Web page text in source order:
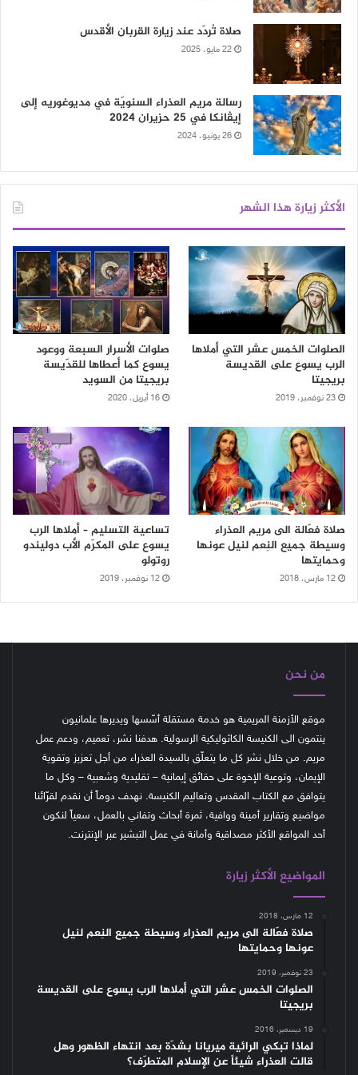
صلاة تُردّد عند زيارة القربان الأقدس
22 مايو، 2025
رسالة مريم العذراء السنويّة في مديوغوريه إلى
إيڤانكا في 25 حزيران 2024
26 يونيو، 2024
الأكثر زيارة هذا الشهر
الصلوات الخمس عشر التي أملاها
الرب يسوع على القديسة
بريجيتا
23 نوفمبر، 2019
صلوات الأسرار السبعة ووعود
يسوع كما أعطاها للقدّيسة
بريجيتا من السويد
16 أبريل، 2020
صلاة فعّالة الى مريم العذراء
وسيطة جميع النِعم لنيل عونها
وحمايتها
12 مارس، 2018
تساعية التسليم – أملاها الرب
يسوع على المكرّم الأب دوليندو
روتولو
12 نوفمبر، 2019
من نحن
موقع الأزمنة المريمية هو خدمة مستقلة أسّسها ويديرها علمانيون
ينتمون الى الكنيسة الكاثوليكية الرسولية. هدفنا نشر، تعميم، ودعم عمل
مريم. من خلال نشر كل ما يتعلّق بالسيدة العذراء من أجل تعزيز وتقوية
الإيمان، وتوعية الإخوة على حقائق إيمانية – تقليدية وشعبية – وكل ما
يتوافق مع الكتاب المقدس وتعاليم الكنيسة. نهدف دوماً أن نقدم لقرّائنا
مواضيع وتقارير أمينة ووافية، ثمرة أبحاث وتفاني بالعمل، سعياً لنكون
أحد المواقع الأكثر مصداقية وأمانة في عمل التبشير عبر الإنترنت.
المواضيع الأكثر زيارة
12 مارس، 2018
صلاة فعّالة الى مريم العذراء وسيطة جميع النِعم لنيل
عونها وحمايتها
23 نوفمبر، 2019
الصلوات الخمس عشر التي أملاها الرب يسوع على القديسة
بريجيتا
19 ديسمبر، 2016
لماذا تبكي الرائية ميريانا بشدّة بعد انتهاء الظهور وهل
قالت العذراء شيئاً عن الإسلام المتطرّف؟